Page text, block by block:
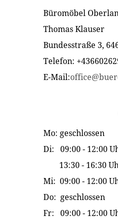
Büromöbel
Thomas Klauser
Bundesstraße 3,
Telefon:
E-Mail:
Mo: geschlossen
Di: 09:00 - 12:00
13:30 - 16:30
Mi: 09:00 - 12:00
Do: geschlossen
Fr: 09:00 - 12:00